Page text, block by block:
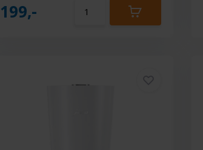
199,-